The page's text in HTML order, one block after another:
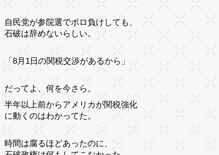
自民党が参院選でボロ負けしても、
石破は辞めないらしい。
「8月1日の関税交渉があるから」
だってよ、何を今さら。
半年以上前からアメリカが関税強化
に動くのはわかってた。
時間は腐るほどあったのに、